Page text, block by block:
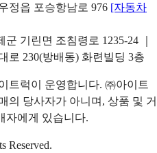
정읍 포승항남로 976 [자동차
기린면 조침령로 1235-24 ｜
로 230(방배동) 화련빌딩 3층
트럭이 운영합니다. ㈜아이트
의 당사자가 아니며, 상품 및 거
자에게 있습니다.
Reserved.